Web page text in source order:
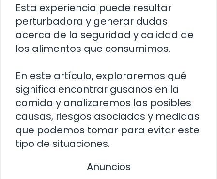
Esta experiencia puede resultar
perturbadora y generar dudas
acerca de la seguridad y calidad de
los alimentos que consumimos.
En este artículo, exploraremos qué
significa encontrar gusanos en la
comida y analizaremos las posibles
causas, riesgos asociados y medidas
que podemos tomar para evitar este
tipo de situaciones.
Anuncios